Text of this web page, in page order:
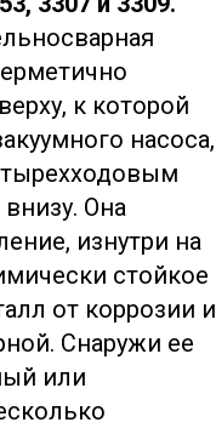
к которой
насоса,
Она
изнутри на
стойкое
от коррозии и
Снаружи ее
или